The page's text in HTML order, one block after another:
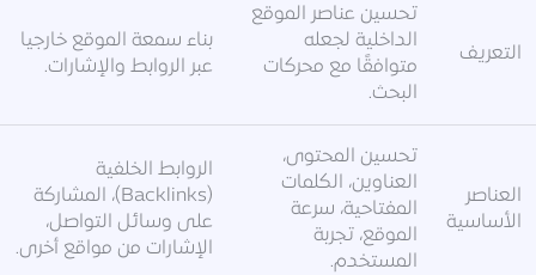
التعريف
تحسين عناصر الموقع
الداخلية لجعله
متوافقًا مع محركات
البحث.
بناء سمعة الموقع خارجيا
عبر الروابط والإشارات.
العناصر
الأساسية
تحسين المحتوى،
العناوين، الكلمات
المفتاحية، سرعة
الموقع، تجربة
المستخدم.
الروابط الخلفية
(Backlinks)، المشاركة
على وسائل التواصل،
الإشارات من مواقع أخرى.